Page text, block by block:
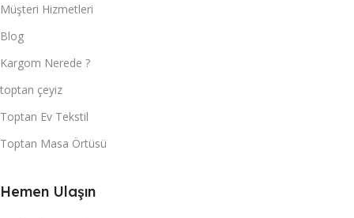
Müşteri Hizmetleri
Blog
Kargom Nerede ?
toptan çeyiz
Toptan Ev Tekstil
Toptan Masa Örtüsü
Hemen Ulaşın